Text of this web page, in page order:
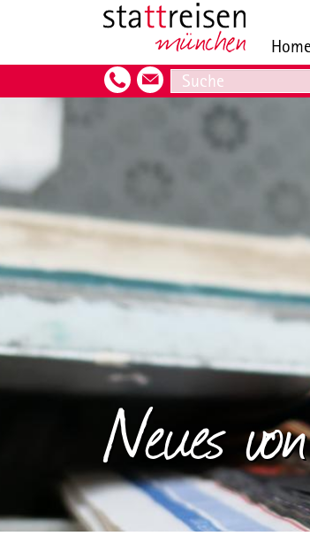
Hauptnavigation
Home
Search
Neues